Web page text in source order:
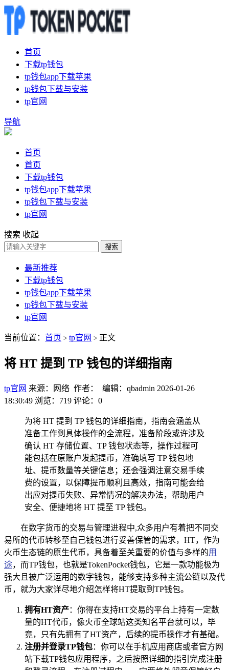
首页
下载tp钱包
tp钱包app下载苹果
tp钱包下载与安装
tp官网
导航
首页
首页
下载tp钱包
tp钱包app下载苹果
tp钱包下载与安装
tp官网
搜索 收起
搜索
最新推荐
下载tp钱包
tp钱包app下载苹果
tp钱包下载与安装
tp官网
当前位置： 首页 > tp官网 > 正文
将 HT 提到 TP 钱包的详细指南
tp官网 来源：网络 作者： 编辑：qbadmin 2026-01-26
18:30:49 浏览：719 评论：0
为将 HT 提到 TP 钱包的详细指南，指南会涵盖从
准备工作到具体操作的全流程，准备阶段或许涉及
确认 HT 存储位置、TP 钱包状态等，操作过程可
能包括在原账户发起提币，准确填写 TP 钱包地
址、提币数量等关键信息；还会强调注意交易手续
费的设置，以保障提币顺利且高效，指南可能会给
出应对提币失败、异常情况的解决办法，帮助用户
安全、便捷地将 HT 提至 TP 钱包。
在数字货币的交易与管理进程中,众多用户有着把不同交
易所的代币转移至自己钱包进行妥善保管的需求，HT，作为
火币生态链的原生代币，具备着至关重要的价值与多样的用
途，而TP钱包，也就是TokenPocket钱包，它是一款功能极为
强大且被广泛运用的数字钱包，能够支持多种主流公链以及代
币，就为大家详尽地介绍怎样将HT提取到TP钱包。
拥有HT资产：你得在支持HT交易的平台上持有一定数
量的HT代币，像火币全球站这类知名平台就可以，毕
竟，只有先拥有了HT资产，后续的提币操作才有基础。
注册并登录TP钱包：你可以在手机应用商店或者官方网
站下载TP钱包应用程序，之后按照详细的指引完成注册